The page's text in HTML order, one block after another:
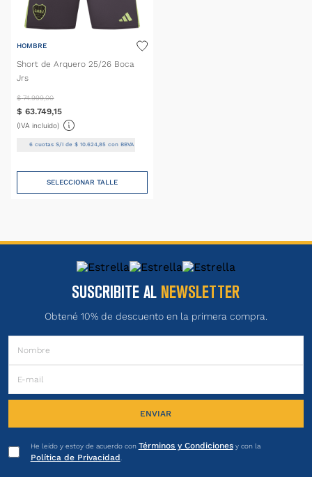
HOMBRE
Short de Arquero 25/26 Boca
Jrs
$ 74.999,00
$ 63.749,15
(IVA incluido)
6 cuotas S/I de$ 10.624,85 con BBVA
SELECCIONAR TALLE
SUSCRIBITE AL NEWSLETTER
Obtené 10% de descuento en la primera compra.
ENVIAR
He leído y estoy de acuerdo con Términos y Condicionesy con la
Política de Privacidad